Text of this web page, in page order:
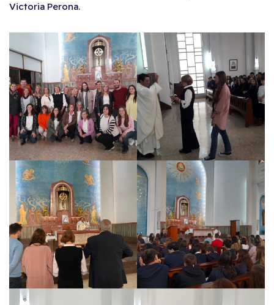
Victoria Perona.